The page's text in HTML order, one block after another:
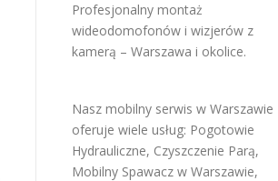
Profesjonalny montaż
wideodomofonów i wizjerów z
kamerą – Warszawa i okolice.
Nasz mobilny serwis w Warszawie
oferuje wiele usług: Pogotowie
Hydrauliczne, Czyszczenie Parą,
Mobilny Spawacz w Warszawie,